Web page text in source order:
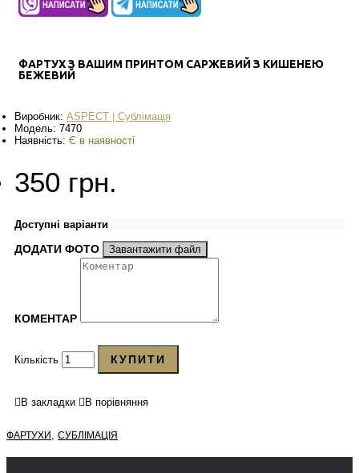
ФАРТУХ З ВАШИМ ПРИНТОМ САРЖЕВИЙ З КИШЕНЕЮ
БЕЖЕВИЙ
Виробник: ASPECT | Сублімація
Модель: 7470
Наявність: Є в наявності
350 грн.
Доступні варіанти
ДОДАТИ ФОТО Завантажити файл
КОМЕНТАР
Кількість КУПИТИ
В закладки В порівняння
ФАРТУХИ , СУБЛІМАЦІЯ